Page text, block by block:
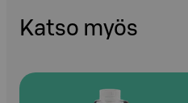
Katso myös